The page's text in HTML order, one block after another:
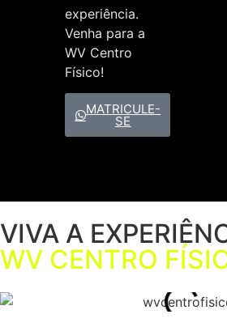
experiência.
Venha para a
WV Centro
Físico!
MATRICULE-
SE
VIVA A
WV CENTRO